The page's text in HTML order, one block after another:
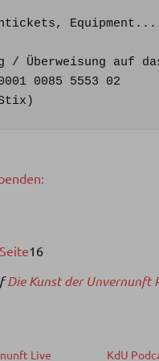
/ Überweisung auf
0085 5553 02
16
Die Kunst der Unvernunft
Live KdU